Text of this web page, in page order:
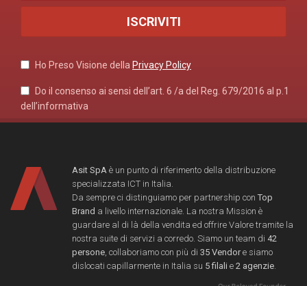
Ho Preso Visione della Privacy Policy
Do il consenso ai sensi dell’art. 6 /a del Reg. 679/2016 al p.1
dell’informativa
Asit SpA è un punto di riferimento della distribuzione
specializzata ICT in Italia.
Da sempre ci distinguiamo per partnership con Top
Brand a livello internazionale. La nostra Mission è
guardare al di là della vendita ed offrire Valore tramite la
nostra suite di servizi a corredo. Siamo un team di 42
persone, collaboriamo con più di 35 Vendore siamo
dislocati capillarmente in Italia su 5 filali e 2 agenzie.